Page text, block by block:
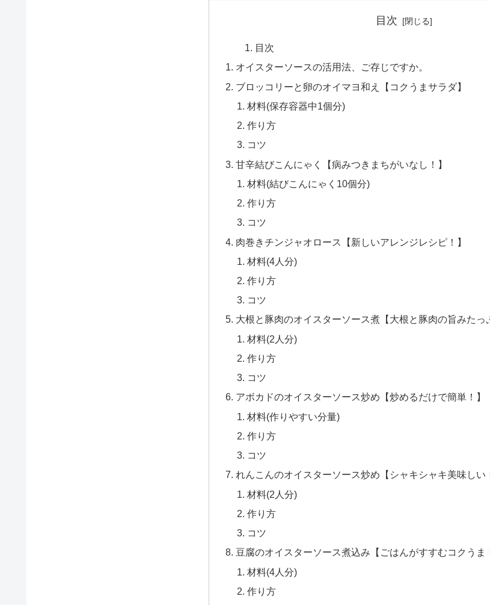
目次
目次
オイスターソースの活用法、ご存じですか。
ブロッコリーと卵のオイマヨ和え【コクうまサラダ】
材料(保存容器中1個分)
作り方
コツ
甘辛結びこんにゃく【病みつきまちがいなし！】
材料(結びこんにゃく10個分)
作り方
コツ
肉巻きチンジャオロース【新しいアレンジレシピ！】
材料(4人分)
作り方
コツ
大根と豚肉のオイスターソース煮【大根と豚肉の旨みたっ
材料(2人分)
作り方
コツ
アボカドのオイスターソース炒め【炒めるだけで簡単！】
材料(作りやすい分量)
作り方
コツ
れんこんのオイスターソース炒め【シャキシャキ美味しい
材料(2人分)
作り方
コツ
豆腐のオイスターソース煮込み【ごはんがすすむコクうま
材料(4人分)
作り方